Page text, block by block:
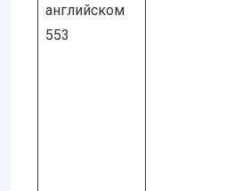
английском
553